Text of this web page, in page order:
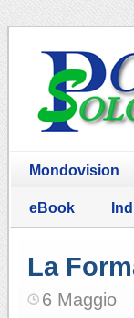
Mondovision
eBook
La
6 Maggio